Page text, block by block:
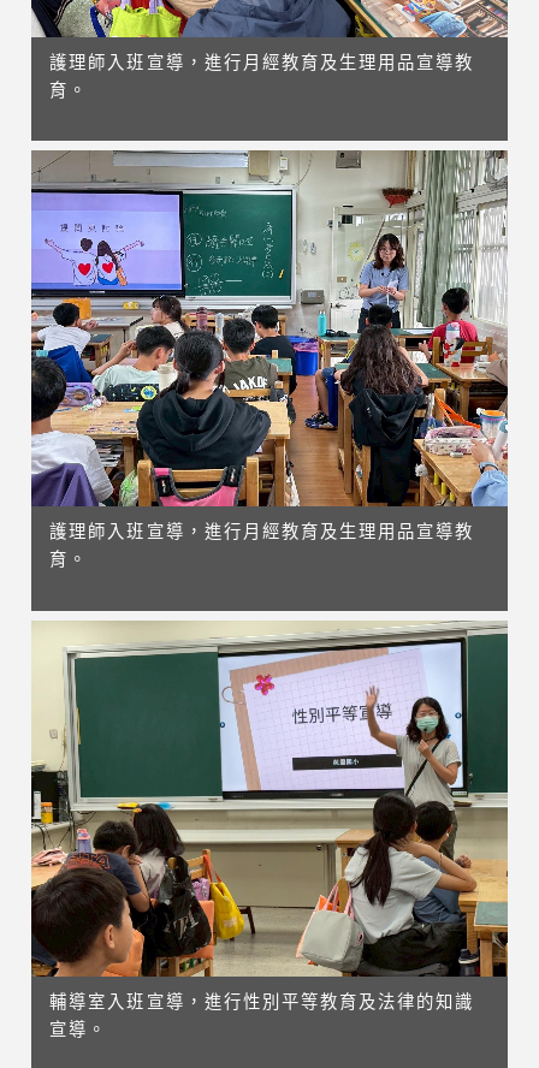
護理師入班宣導，進行月經教育及生理用品宣導教
育。
護理師入班宣導，進行月經教育及生理用品宣導教
育。
輔導室入班宣導，進行性別平等教育及法律的知識
宣導。